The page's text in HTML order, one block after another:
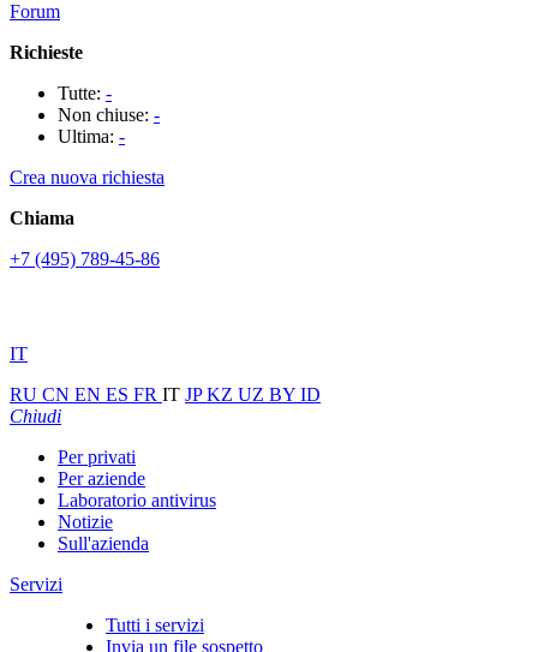
Forum
Richieste
Tutte: -
Non chiuse: -
Ultima: -
Crea nuova richiesta
Chiama
+7 (495) 789-45-86
IT
RU CN EN ES FR IT JPKZ UZ BY ID
Chiudi
Per privati
Per aziende
Laboratorio antivirus
Notizie
Sull'azienda
Servizi
Tutti i servizi
Invia un file sospetto